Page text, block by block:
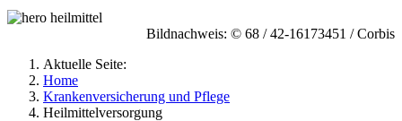
Bildnachweis: © 68 / 42-16173451 / Corbis
Aktuelle Seite:
Home
Krankenversicherung und Pflege
Heilmittelversorgung